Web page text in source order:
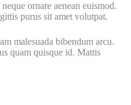
ornare aenean euismod.
purus sit amet volutpat.
malesuada bibendum arcu.
quam quisque id. Mattis